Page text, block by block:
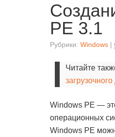
PE 3.1
Рубрики: Windows
Читайте
загрузочного
Windows PE —
операционных
Windows PE